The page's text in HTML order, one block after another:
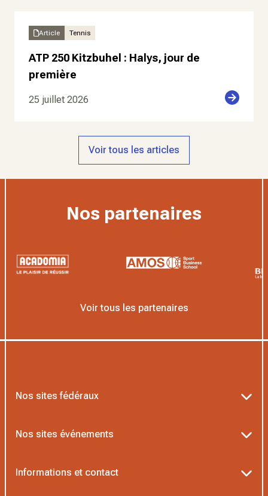
Article Tennis
ATP 250 Kitzbuhel : Halys, jour de
première
25 juillet 2026
Voir tous les articles
Nos partenaires
Voir tous les partenaires
Nos sites fédéraux
Nos sites événements
Informations et contact